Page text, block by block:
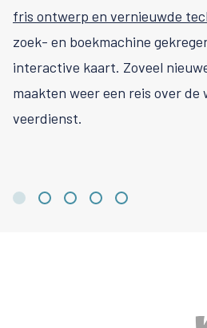
fris ontwerp en vernieuwde
zoek- en boekmachine
interactive kaart. Zoveel
maakten weer een reis over de
veerdienst.